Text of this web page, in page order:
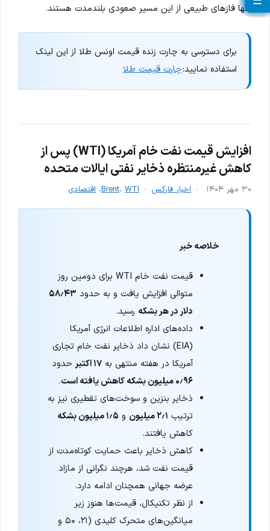
تنها فازهای طبیعی از این مسیر صعودی بلندمدت هستند.
برای دسترسی به چارت زنده قیمت اونس طلا از این لینک
استفاده نمایید:چارت قیمت طلا
افزایش قیمت نفت خام آمریکا (WTI) پس از
کاهش غیرمنتظره ذخایر نفتی ایالات متحده
۳۰ مهر ۱۴۰۴ اخبار فارکس Brent، WTI ، اقتصادی
خلاصه خبر
قیمت نفت خام WTI برای دومین روز
متوالی افزایش یافت و به حدود ۵۸٫۴۳
دلار در هر بشکه رسید.
داده‌های اداره اطلاعات انرژی آمریکا
(EIA) نشان داد ذخایر نفت خام تجاری
آمریکا در هفته منتهی به۱۷ اکتبر
حدود
۰٫۹۶ میلیون بشکه کاهش یافته است
.
ذخایر بنزین و سوخت‌های تقطیری نیز به
ترتیب ۲٫۱ میلیون و ۱٫۵ میلیون بشکه
کاهش یافتند.
کاهش ذخایر باعث حمایت کوتاه‌مدت از
قیمت نفت شد، هرچند نگرانی از مازاد
عرضه جهانی همچنان ادامه دارد.
از نظر تکنیکال، قیمت‌ها هنوز زیر
میانگین‌های متحرک کلیدی (۲۱، ۵۰ و